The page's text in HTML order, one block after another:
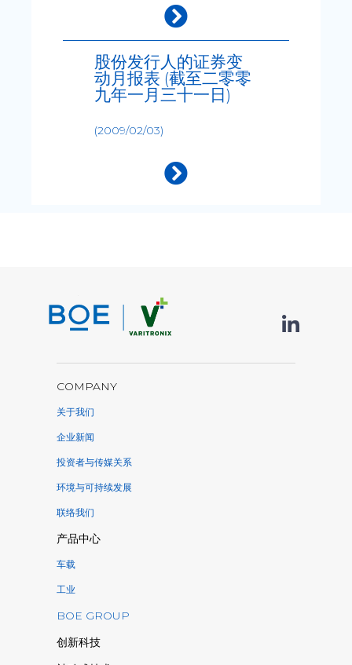
股份发行人的证券变
动月报表 (截至二零零
九年一月三十一日)
(2009/02/03)
COMPANY
关于我们
企业新闻
投资者与传媒关系
环境与可持续发展
联络我们
产品中心
车载
工业
BOE GROUP
创新科技